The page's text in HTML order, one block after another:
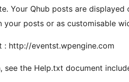
Your Qhub posts are displayed
posts or as customisable
: http://eventst.wpengine.com
see the Help.txt document